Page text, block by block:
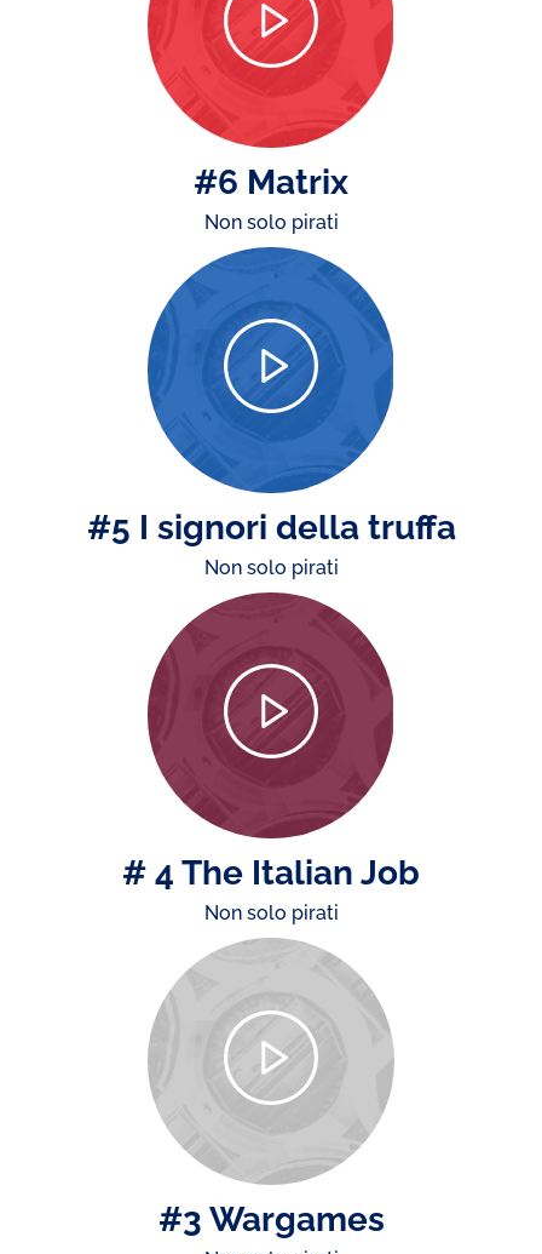
#6 Matrix
Non solo pirati
#5 I signori della truffa
Non solo pirati
# 4 The Italian Job
Non solo pirati
#3 Wargames